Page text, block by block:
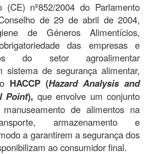
(CE) nº852/2004 do Parlamento
de 29 de abril de 2004,
de Géneros Alimentícios,
das empresas e
do setor agroalimentar
sistema de segurança alimentar,
HACCP (Hazard Analysis and
Point), que envolve um conjunto
de alimentos na
armazenamento e
a garantirem a segurança dos
ao consumidor final.